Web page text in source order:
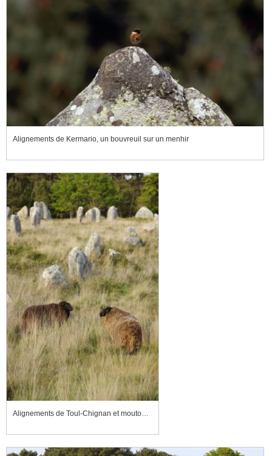
Alignements de Kermario, un bouvreuil sur un menhir
Alignements de Toul-Chignan et moutons chargés de l'entretien de la lande